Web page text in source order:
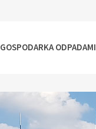
GOSPODARKA ODPADAMI